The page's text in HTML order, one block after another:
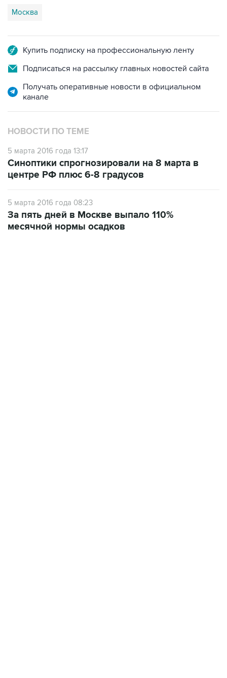
Москва
Купить подписку на профессиональную ленту
Подписаться на рассылку главных новостей сайта
Получать оперативные новости в официальном
канале
НОВОСТИ ПО ТЕМЕ
5 марта 2016 года 13:17
Синоптики спрогнозировали на 8 марта в
центре РФ плюс 6-8 градусов
5 марта 2016 года 08:23
За пять дней в Москве выпало 110%
месячной нормы осадков